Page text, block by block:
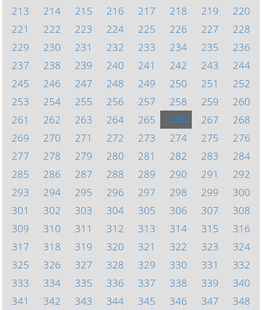
213
214 215 216 217 218 219
220
221
222 223 224 225 226 227
228
229
230 231 232 233 234 235
236
237
238 239 240 241 242 243
244
245
246 247 248 249 250 251
252
253
254 255 256 257 258 259
260
261
262 263 264 265 266 267
268
269
270 271 272 273 274 275
276
277
278 279 280 281 282 283
284
285
286 287 288 289 290 291
292
293
294 295 296 297 298 299
300
301
302 303 304 305 306 307
308
309
310 311 312 313 314 315
316
317
318 319 320 321 322 323
324
325
326 327 328 329 330 331
332
333
334 335 336 337 338 339
340
341
342 343 344 345 346 347 348